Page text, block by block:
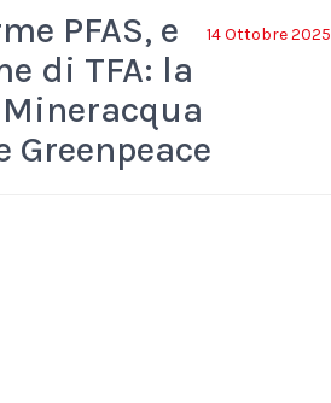
14 Ottobre 2025
PFAS, e
di TFA: la